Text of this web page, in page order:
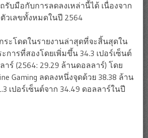
รับมือกับการลดลงเหล่านี้ได้ เนื่องจาก
วเลขทั้งหมดในปี 2564
กระโดดในรายงานล่าสุดที่จะสิ้นสุดใน
การที่สองโดยเพิ่มขึ้น 34.3 เปอร์เซ็นต์
าร์ (2564: 29.29 ล้านดอลลาร์) โดย
Gaming ลดลงหนึ่งจุดด้วย 38.38 ล้าน
เปอร์เซ็นต์จาก 34.49 ดอลลาร์ในปี